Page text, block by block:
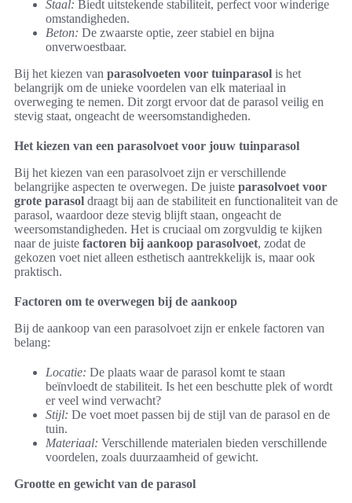
Staal: Biedt uitstekende stabiliteit, perfect voor winderige
omstandigheden.
Beton: De zwaarste optie, zeer stabiel en bijna
onverwoestbaar.
Bij het kiezen van parasolvoeten voor tuinparasol is het
belangrijk om de unieke voordelen van elk materiaal in
overweging te nemen. Dit zorgt ervoor dat de parasol veilig en
stevig staat, ongeacht de weersomstandigheden.
Het kiezen van een parasolvoet voor jouw tuinparasol
Bij het kiezen van een parasolvoet zijn er verschillende
belangrijke aspecten te overwegen. De juiste parasolvoet voor
grote parasol draagt bij aan de stabiliteit en functionaliteit van de
parasol, waardoor deze stevig blijft staan, ongeacht de
weersomstandigheden. Het is cruciaal om zorgvuldig te kijken
naar de juiste factoren bij aankoop parasolvoet, zodat de
gekozen voet niet alleen esthetisch aantrekkelijk is, maar ook
praktisch.
Factoren om te overwegen bij de aankoop
Bij de aankoop van een parasolvoet zijn er enkele factoren van
belang:
Locatie: De plaats waar de parasol komt te staan
beïnvloedt de stabiliteit. Is het een beschutte plek of wordt
er veel wind verwacht?
Stijl: De voet moet passen bij de stijl van de parasol en de
tuin.
Materiaal: Verschillende materialen bieden verschillende
voordelen, zoals duurzaamheid of gewicht.
Grootte en gewicht van de parasol